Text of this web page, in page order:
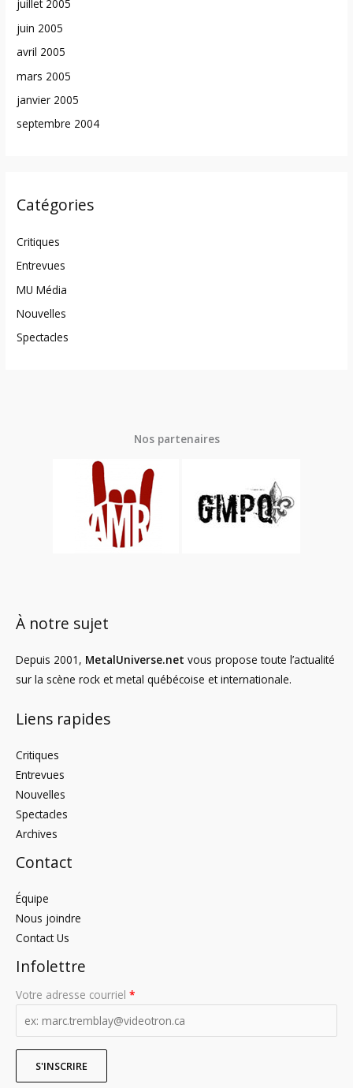
juillet 2005
juin 2005
avril 2005
mars 2005
janvier 2005
septembre 2004
Catégories
Critiques
Entrevues
MU Média
Nouvelles
Spectacles
Nos partenaires
À notre sujet
Depuis 2001, MetalUniverse.net vous propose toute l’actualité
sur la scène rock et metal québécoise et internationale.
Liens rapides
Critiques
Entrevues
Nouvelles
Spectacles
Archives
Contact
Équipe
Nous joindre
Contact Us
Infolettre
Votre adresse courriel *